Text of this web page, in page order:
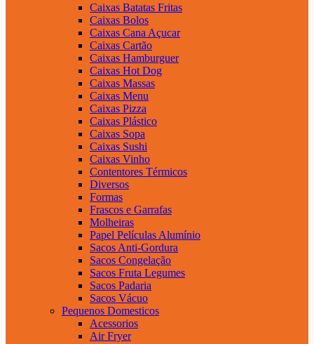
Caixas Batatas Fritas
Caixas Bolos
Caixas Cana Açucar
Caixas Cartão
Caixas Hamburguer
Caixas Hot Dog
Caixas Massas
Caixas Menu
Caixas Pizza
Caixas Plástico
Caixas Sopa
Caixas Sushi
Caixas Vinho
Contentores Térmicos
Diversos
Formas
Frascos e Garrafas
Molheiras
Papel Películas Alumínio
Sacos Anti-Gordura
Sacos Congelação
Sacos Fruta Legumes
Sacos Padaria
Sacos Vácuo
Pequenos Domesticos
Acessorios
Air Fryer